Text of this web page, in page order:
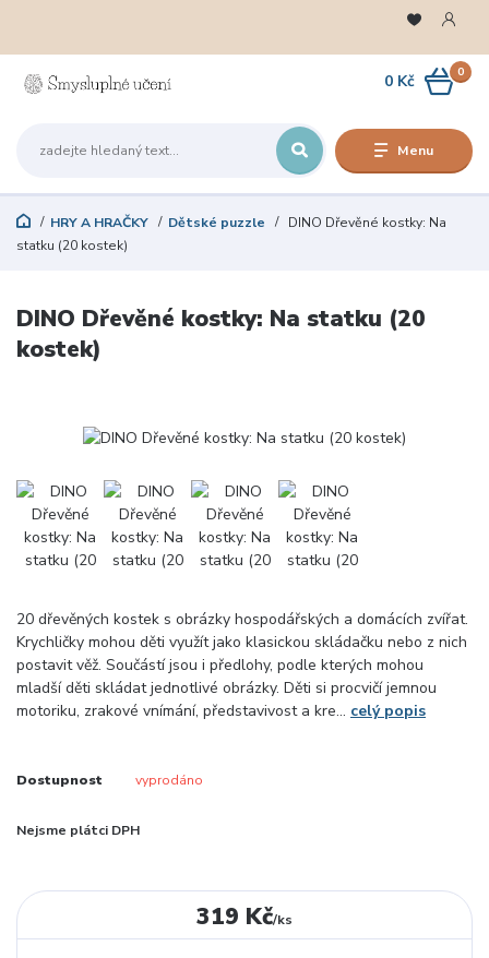
Menu
0
0 Kč
HRY A HRAČKY Dětské puzzle
DINO Dřevěné kostky: Na
statku (20 kostek)
DINO Dřevěné kostky: Na statku (20
kostek)
20 dřevěných kostek s obrázky hospodářských a domácích zvířat.
Krychličky mohou děti využít jako klasickou skládačku nebo z nich
postavit věž. Součástí jsou i předlohy, podle kterých mohou
mladší děti skládat jednotlivé obrázky. Děti si procvičí jemnou
motoriku, zrakové vnímání, představivost a kre... celý popis
Dostupnost vyprodáno
Nejsme plátci DPH
319 Kč/ks